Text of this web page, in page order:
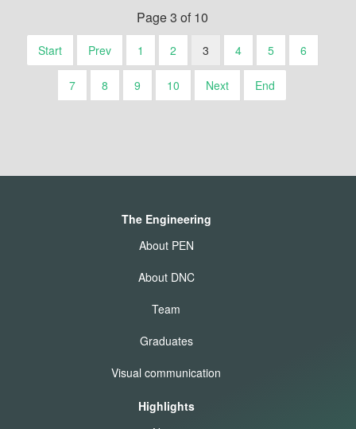
Page 3 of 10
Start Prev 1 2 3 4 5 6
7 8 9 10 Next End
The Engineering
About PEN
About DNC
Team
Graduates
Visual communication
Highlights